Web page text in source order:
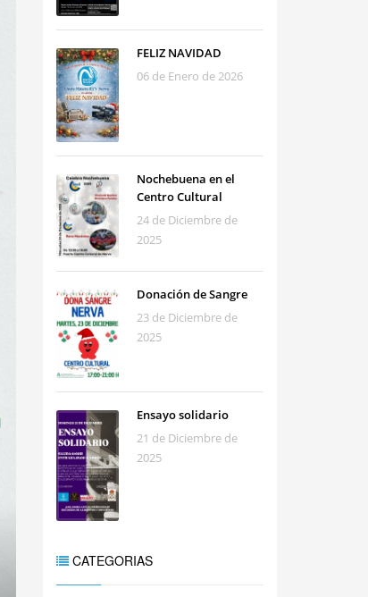
FELIZ NAVIDAD
06 de Enero de 2026
Nochebuena en el
Centro Cultural
24 de Diciembre de
2025
Donación de Sangre
23 de Diciembre de
2025
Ensayo solidario
21 de Diciembre de
2025
CATEGORIAS